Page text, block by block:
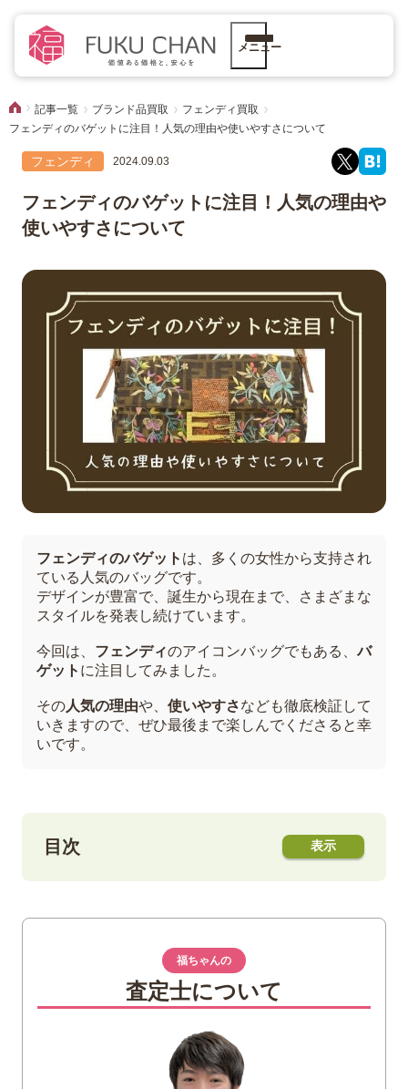
メニュー
記事一覧 ブランド品買取
フェンディ買取
フェンディのバゲットに注目！人気の理由や使いやすさについて
フェンディ 2024.09.03
フェンディのバゲットに注目！人気の理由や
使いやすさについて
フェンディのバゲット は、多くの女性から支持され
ている人気のバッグです。
デザインが豊富で、誕生から現在まで、さまざまな
スタイルを発表し続けています。
今回は、 フェンディのアイコンバッグでもある、バ
ゲット に注目してみました。
その人気の理由や、 使いやすさなども徹底検証して
いきますので、ぜひ最後まで楽しんでくださると幸
いです。
目次
バゲットの特徴
なぜ人気？フェンディのバゲット
フェンディのバゲットは使いやすい？
サイズ展開が豊富
3wayで使える
福ちゃんの
査定士について